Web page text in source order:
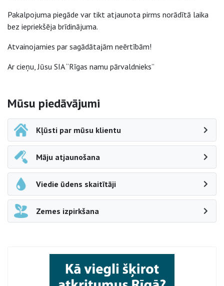
Pakalpojuma piegāde var tikt atjaunota pirms norādītā laika
bez iepriekšēja brīdinājuma.
Atvainojamies par sagādātajām neērtībām!
Ar cieņu, Jūsu SIA “Rīgas namu pārvaldnieks”
Sāna navigācija
Mūsu piedāvājumi
Kļūsti par mūsu klientu
Māju atjaunošana
Viedie ūdens skaitītāji
Zemes izpirkšana